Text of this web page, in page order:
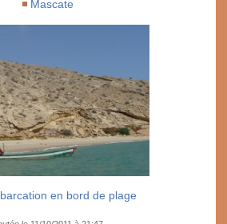
Mascate
en bord de plage